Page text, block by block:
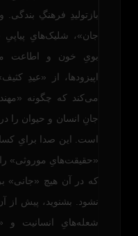
بازتولیدِ فرهنگِ
جان»، شلیک‌هایِ
بویِ خون و اطاعت
اپیزودها، از «عیدِ
می‌کند که چگونه
جانِ انسان و حیوان را
است. این صدا برایِ
«حقیقت‌هایِ موروثی» را
که در آن هیچ «جانی»
نشود. بشنوید، پیش از
شعله‌هایِ انسانیت و